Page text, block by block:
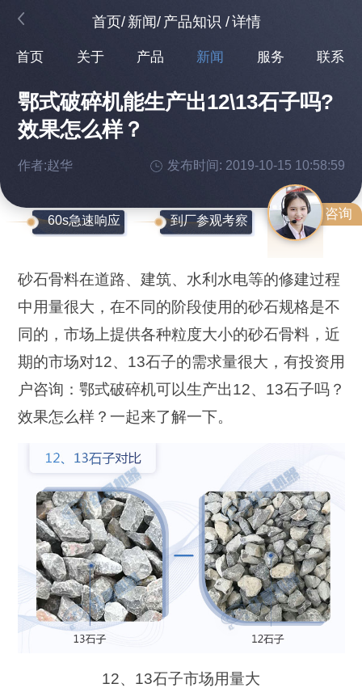
首页/ 新闻/ 产品知识 /详情
首页 关于 产品 新闻 服务 联系
鄂式破碎机能生产出12\13石子吗?
效果怎么样？
作者:赵华 发布时间: 2019-10-15 10:58:59
咨询
60s急速响应 到厂参观考察
砂石骨料在道路、建筑、水利水电等的修建过程
中用量很大，在不同的阶段使用的砂石规格是不
同的，市场上提供各种粒度大小的砂石骨料，近
期的市场对12、13石子的需求量很大，有投资用
户咨询：鄂式破碎机可以生产出12、13石子吗？
效果怎么样？一起来了解一下。
12、13石子市场用量大